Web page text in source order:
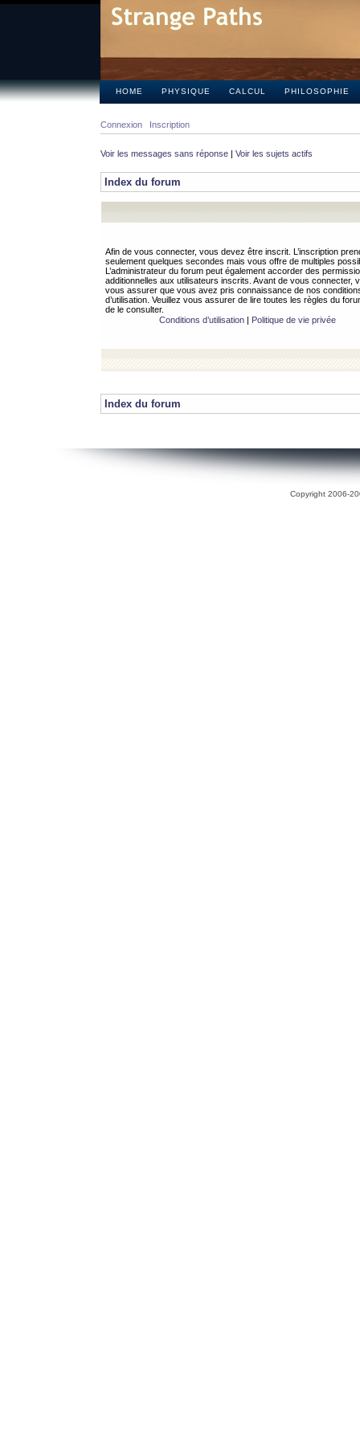
HOME PHYSIQUE CALCUL PHILOSOPHIE
Connexion Inscription
Voir les messages sans réponse | Voir les sujets actifs
Index du forum
Afin de vous connecter, vous devez être inscrit. L’inscription
seulement quelques secondes mais vous offre de multiples
L’administrateur du forum peut également accorder des
additionnelles aux utilisateurs inscrits. Avant de vous connecter,
vous assurer que vous avez pris connaissance de nos
d’utilisation. Veuillez vous assurer de lire toutes les règles du
de le consulter.
Conditions d’utilisation| Politique de vie privée
Index du forum
Copyright 2006-